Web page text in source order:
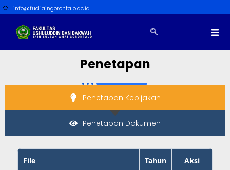
info@fud.iaingorontalo.ac.id
Penetapan
Penetapan Kebijakan
Penetapan Dokumen
File Tahun Aksi